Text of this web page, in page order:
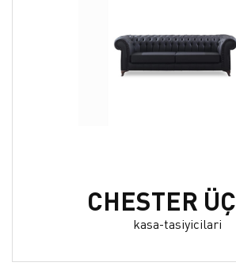
CHESTER
kasa-tasiyicilari